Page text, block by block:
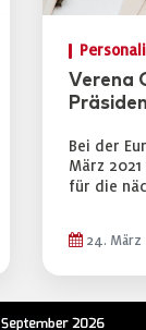
Verena
Bei der
März
für die
24. März